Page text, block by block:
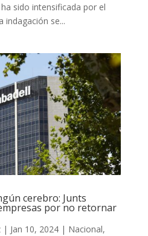
ha sido intensificada por el
indagación se...
cerebro: Junts
por no retornar
| Jan 10, 2024| Nacional,